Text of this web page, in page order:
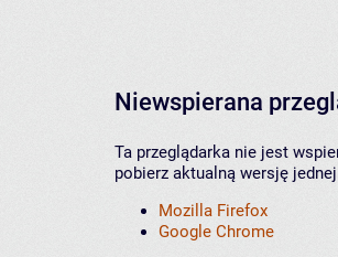
Niewspierana
Ta przeglądarka nie jest
pobierz aktualną wersję
Mozilla Firefox
Google Chrome